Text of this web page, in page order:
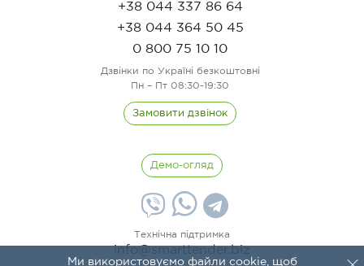
Ми використовуємо файли cookie, щоб
+38 044 337 86 64
+38 044 364 50 45
0 800 75 10 10
Дзвінки по Україні безкоштовні
Пн – Пт 08:30-19:30
Замовити дзвінок
Технічна підтримка
Демо-огляд